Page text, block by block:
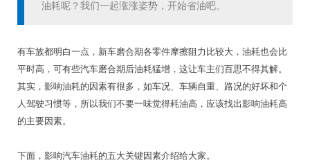
油耗呢？我们一起涨涨姿势，开始省油吧。
有车族都明白一点，新车磨合期各零件摩擦阻力比较大，油耗也会比
平时高，可有些汽车磨合期后油耗猛增，这让车主们百思不得其解。
其实，影响油耗的因素有很多，如车况、车辆自重、路况的好坏和个
人驾驶习惯等，所以我们不要一味觉得耗油高，应该找出影响油耗高
的主要因素。
下面，影响汽车油耗的五大关键因素介绍给大家。